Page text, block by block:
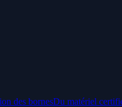
des bornesDu matériel